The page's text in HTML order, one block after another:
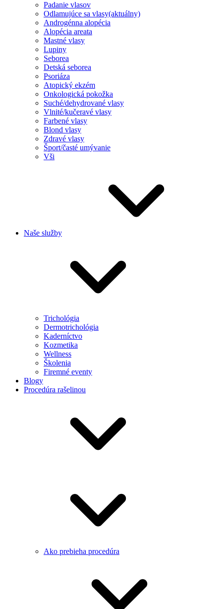
Padanie vlasov
Odlamujúce sa vlasy(aktuálny)
Androgénna alopécia
Alopécia areata
Mastné vlasy
Lupiny
Seborea
Detská seborea
Psoriáza
Atopický ekzém
Onkologická pokožka
Suché/dehydrované vlasy
Vlnité/kučeravé vlasy
Farbené vlasy
Blond vlasy
Zdravé vlasy
Šport/časté umývanie
Vši
Naše služby
Trichológia
Dermotrichológia
Kaderníctvo
Kozmetika
Wellness
Školenia
Firemné eventy
Blogy
Procedúra rašelinou
Ako prebieha procedúra